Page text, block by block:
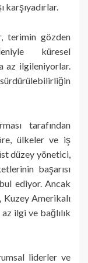
terimin gözden
küresel
az ilgileniyorlar.
tarafından
ülkeler ve iş
düzey yönetici,
başarısı
ediyor. Ancak
Kuzey Amerikalı
az ilgi ve bağlılık
liderler ve